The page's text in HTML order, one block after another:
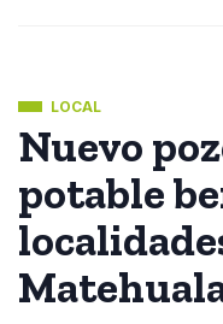
LOCAL
Nuevo
potable